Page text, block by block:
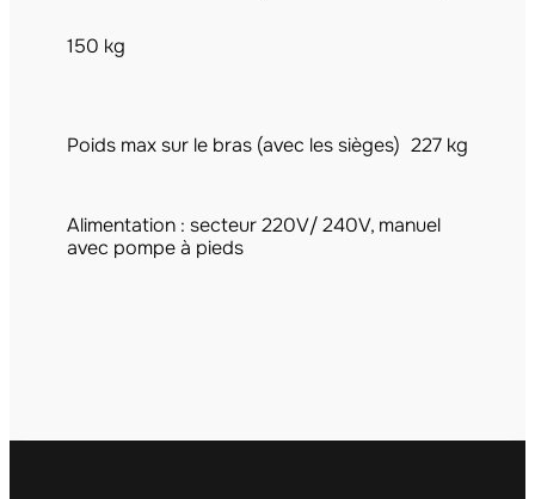
150 kg
Poids max sur le bras (avec les sièges) 227 kg
Alimentation : secteur 220V/ 240V, manuel
avec pompe à pieds